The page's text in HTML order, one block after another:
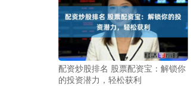
配资炒股排名 股票配资宝：解锁你
的投资潜力，轻松获利